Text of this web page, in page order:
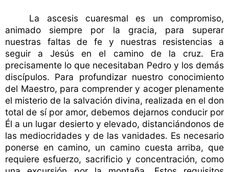
La ascesis cuaresmal es un compromiso,
animado siempre por la gracia, para superar
nuestras faltas de fe y nuestras resistencias a
seguir a Jesús en el camino de la cruz. Era
precisamente lo que necesitaban Pedro y los demás
discípulos. Para profundizar nuestro conocimiento
del Maestro, para comprender y acoger plenamente
el misterio de la salvación divina, realizada en el don
total de sí por amor, debemos dejarnos conducir por
Él a un lugar desierto y elevado, distanciándonos de
las mediocridades y de las vanidades. Es necesario
ponerse en camino, un camino cuesta arriba, que
requiere esfuerzo, sacrificio y concentración, como